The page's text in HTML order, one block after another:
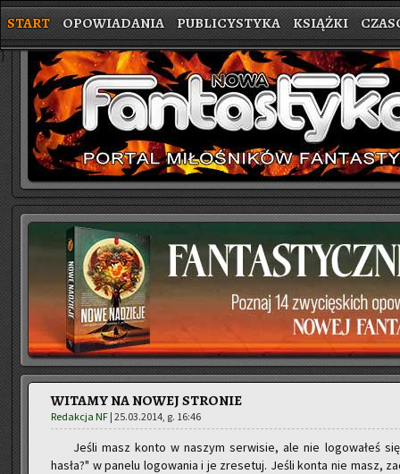
START OPOWIADANIA PUBLICYSTYKA KSIĄŻKI
}
WITAMY NA NOWEJ STRONIE
Redakcja NF | 25.03.2014, g. 16:46
Jeśli masz konto w na­szym ser­wi­sie, ale nie lo­go­wa­łeś
hasła?" w pa­ne­lu lo­go­wa­nia i je zre­se­tuj. Jeśli konta nie masz,